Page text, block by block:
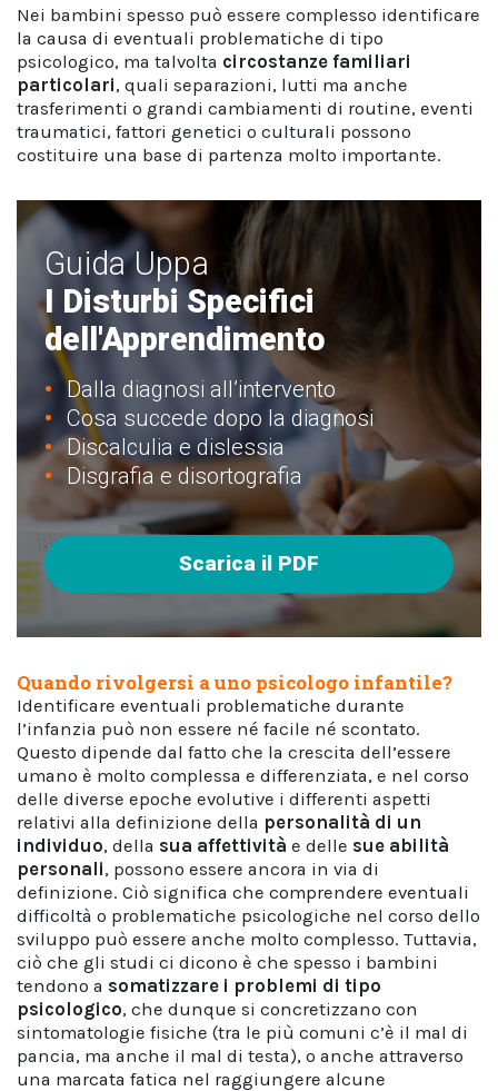
Nei bambini spesso può essere complesso identificare
la causa di eventuali problematiche di tipo
psicologico, ma talvolta circostanze familiari
particolari, quali separazioni, lutti ma anche
trasferimenti o grandi cambiamenti di routine, eventi
traumatici, fattori genetici o culturali possono
costituire una base di partenza molto importante.
Guida Uppa
I Disturbi Specifici
dell'Apprendimento
Dalla diagnosi all’intervento
Cosa succede dopo la diagnosi
Discalculia e dislessia
Disgrafia e disortografia
Scarica il PDF
Quando rivolgersi a uno psicologo infantile?
Identificare eventuali problematiche durante
l’infanzia può non essere né facile né scontato.
Questo dipende dal fatto che la crescita dell’essere
umano è molto complessa e differenziata, e nel corso
delle diverse epoche evolutive i differenti aspetti
relativi alla definizione della personalità di un
individuo, della sua affettività e delle sue abilità
personali, possono essere ancora in via di
definizione. Ciò significa che comprendere eventuali
difficoltà o problematiche psicologiche nel corso dello
sviluppo può essere anche molto complesso. Tuttavia,
ciò che gli studi ci dicono è che spesso i bambini
tendono a somatizzare i problemi di tipo
psicologico, che dunque si concretizzano con
sintomatologie fisiche (tra le più comuni c’è il mal di
pancia, ma anche il mal di testa), o anche attraverso
una marcata fatica nel raggiungere alcune